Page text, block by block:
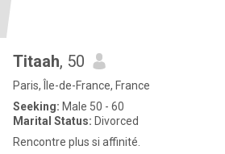
Titaah, 50
Paris, Île-de-France, France
Seeking: Male 50 - 60
Marital Status: Divorced
Rencontre plus si affinité.